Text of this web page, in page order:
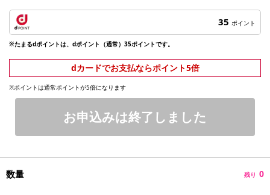
35 ポイント
※たまるdポイントは、dポイント（通常）35ポイントです。
dカードでお支払ならポイント5倍
※ポイントは通常ポイントが5倍になります
お申込みは終了しました
数量 残り 0